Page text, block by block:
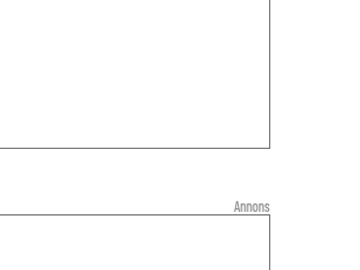
Annons